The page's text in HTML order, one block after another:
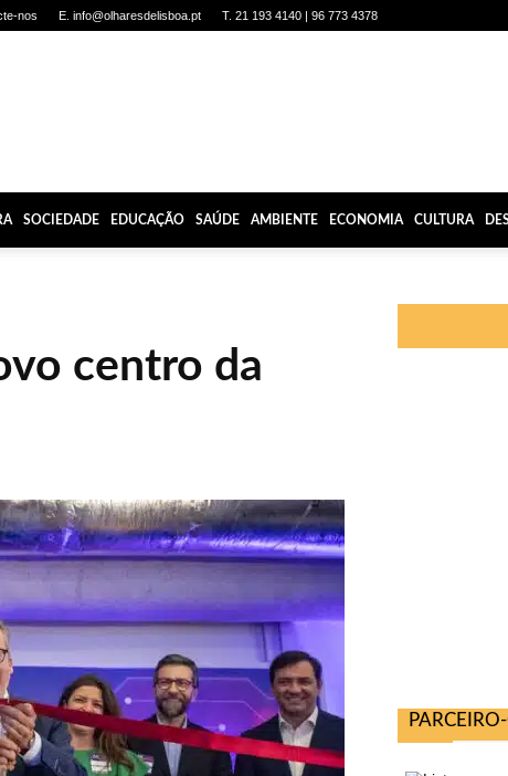
nos E. info@olharesdelisboa.pt T. 21 193 4140 | 96 773 4378
SOCIEDADE EDUCAÇÃO SAÚDE AMBIENTE ECONOMIA CULTURA
centro da